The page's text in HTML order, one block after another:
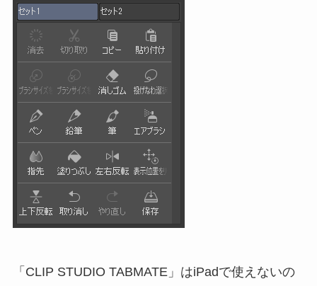
「CLIP STUDIO TABMATE」はiPadで使えないの